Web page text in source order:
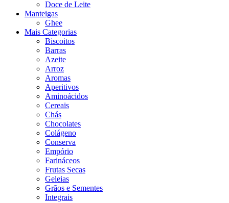
Doce de Leite
Manteigas
Ghee
Mais Categorias
Biscoitos
Barras
Azeite
Arroz
Aromas
Aperitivos
Aminoácidos
Cereais
Chás
Chocolates
Colágeno
Conserva
Empório
Farináceos
Frutas Secas
Geleias
Grãos e Sementes
Integrais